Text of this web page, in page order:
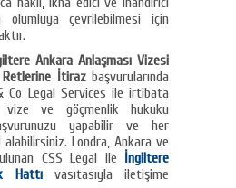
olumluya çevrilebilmesi için
Ankara Anlaşması Vizesi
İtirazbaşvurularında
Co Legal Services ile irtibata
vize ve göçmenlik hukuku
yapabilir ve her
alabilirsiniz. Londra, Ankara ve
CSS Legal ile İngiltere
Hattıvasıtasıyla iletişime